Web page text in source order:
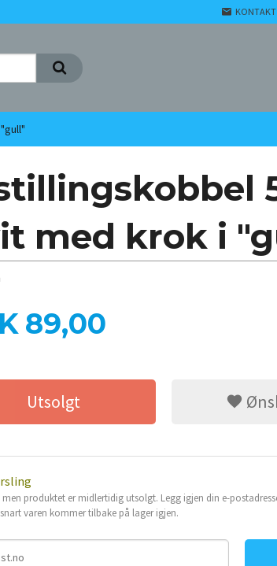
KONTAKT
med krok i
89,00
Utsolgt
men produktet er midlertidig utsolgt. Legg igjen din e-
varen kommer tilbake på lager igjen.